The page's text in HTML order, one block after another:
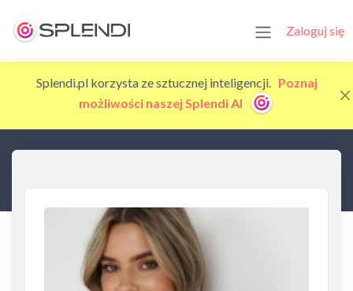
Zaloguj się
Splendi.pl korzysta ze sztucznej inteligencji. Poznaj
możliwości naszej Splendi AI